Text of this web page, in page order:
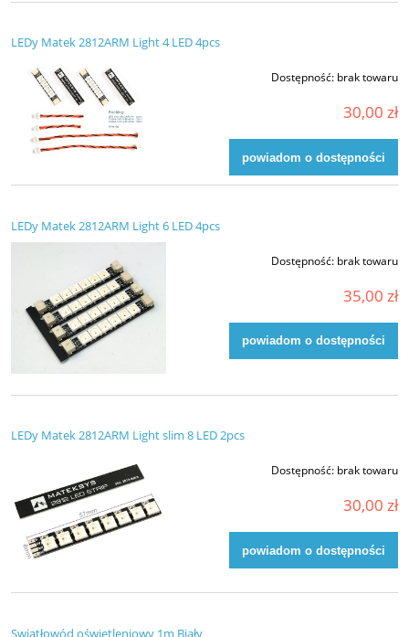
LEDy Matek 2812ARM Light 4 LED 4pcs
Dostępność: brak towaru
30,00 zł
powiadom o dostępności
LEDy Matek 2812ARM Light 6 LED 4pcs
Dostępność: brak towaru
35,00 zł
powiadom o dostępności
LEDy Matek 2812ARM Light slim 8 LED 2pcs
Dostępność: brak towaru
30,00 zł
powiadom o dostępności
Swiatłowód oświetleniowy 1m Biały